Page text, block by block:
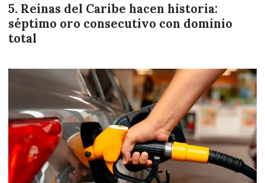
Reinas del Caribe hacen historia:
séptimo oro consecutivo con dominio
total